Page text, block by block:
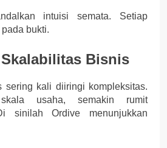
intuisi semata. Setiap
bukti.
Bisnis
sering kali diiringi kompleksitas.
usaha, semakin rumit
sinilah Ordive menunjukkan